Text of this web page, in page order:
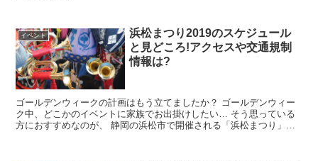
イベント
浜松まつり2019のスケジュール
と見どころ!アクセスや交通規制
情報は?
ゴールデンウィークの計画はもう立てましたか？ ゴールデンウィー
ク中、どこかのイベントに家族でお出掛けしたい… そう思っている
方におすすめなのが、 静岡の浜松市で開催される「浜松まつり」で